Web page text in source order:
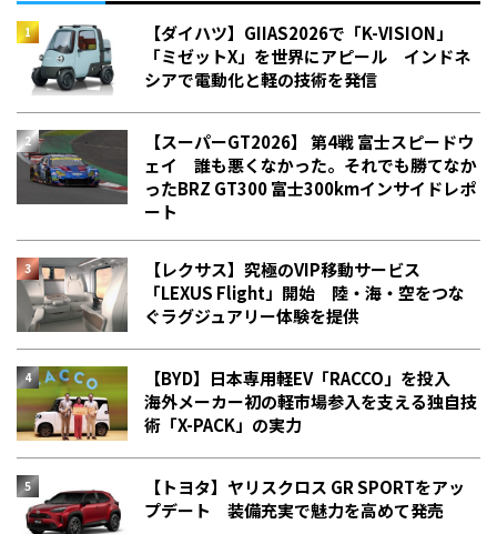
【ダイハツ】GIIAS2026で「K-VISION」
「ミゼットX」を世界にアピール インドネ
シアで電動化と軽の技術を発信
【スーパーGT2026】 第4戦 富士スピードウ
ェイ 誰も悪くなかった。それでも勝てなか
った――BRZ GT300 富士300kmインサイドレポ
ート
【レクサス】究極のVIP移動サービス
「LEXUS Flight」開始 陸・海・空をつな
ぐラグジュアリー体験を提供
【BYD】日本専用軽EV「RACCO」を投入
海外メーカー初の軽市場参入を支える独自技
術「X-PACK」の実力
【トヨタ】ヤリスクロス GR SPORTをアッ
プデート 装備充実で魅力を高めて発売